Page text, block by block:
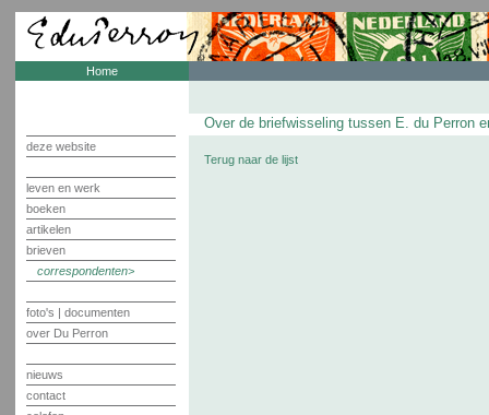
Home
deze website
leven en werk
boeken
artikelen
brieven
correspondenten
foto's | documenten
over Du Perron
nieuws
contact
Over de briefwisseling tussen E. du Perron
Terug naar de lijst